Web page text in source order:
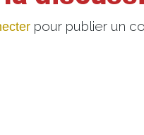
pour publier un